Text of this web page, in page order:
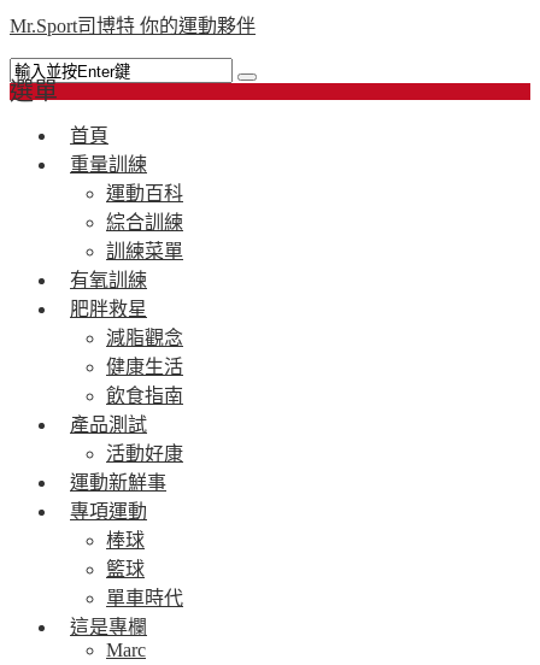
Mr.Sport司博特 你的運動夥伴
選單
首頁
重量訓練
運動百科
綜合訓練
訓練菜單
有氧訓練
肥胖救星
減脂觀念
健康生活
飲食指南
產品測試
活動好康
運動新鮮事
專項運動
棒球
籃球
單車時代
這是專欄
Marc